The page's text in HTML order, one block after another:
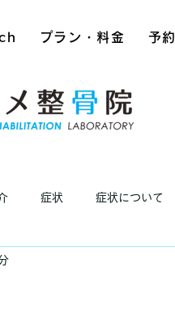
プラン・料金 予約
症状 症状について